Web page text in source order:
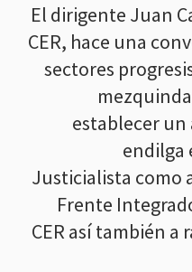
El dirigente Juan
CER, hace una
sectores
establecer
endilga
Justicialista como
Frente
CER así también a